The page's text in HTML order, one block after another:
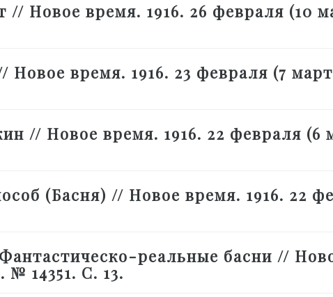
Новое время. 1916. 26 февраля (10
время. 1916. 23 февраля (7
// Новое время. 1916. 22 февраля (6
(Басня) // Новое время. 1916. 22
реальные басни //
№ 14351. С. 13.